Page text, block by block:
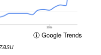
ⓘ Google Trends